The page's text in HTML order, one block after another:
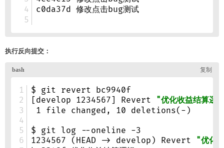
执行反向提交：